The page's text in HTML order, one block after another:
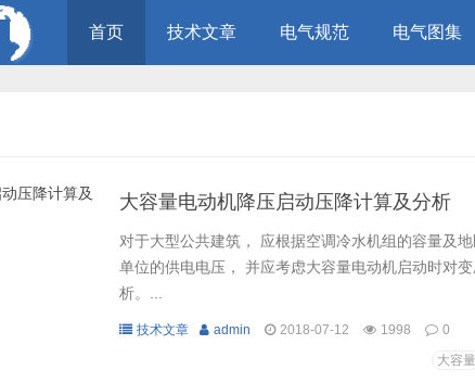
首页 技术文章 电气规范 电气图集
大容量电动机降压启动压降计算及分析
对于大型公共建筑， 应根据空调冷水机组的容量及
单位的供电电压， 并应考虑大容量电动机启动时对
析。...
技术文章 admin 2018-07-12 1998
0
大容量